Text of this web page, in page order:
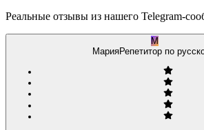
Реальные отзывы из нашего Telegram-
М
МарияРепетитор по